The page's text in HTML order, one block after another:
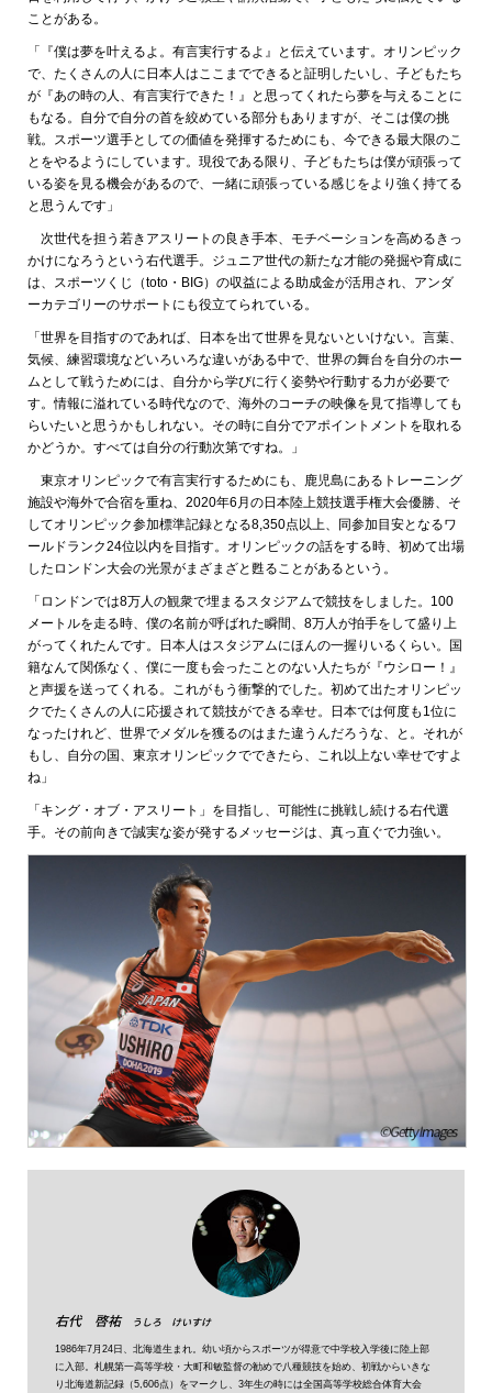
ことがある。
「『僕は夢を叶えるよ。有言実行するよ』と伝えています。オリンピック
で、たくさんの人に日本人はここまでできると証明したいし、子どもたち
が『あの時の人、有言実行できた！』と思ってくれたら夢を与えることに
もなる。自分で自分の首を絞めている部分もありますが、そこは僕の挑
戦。スポーツ選手としての価値を発揮するためにも、今できる最大限のこ
とをやるようにしています。現役である限り、子どもたちは僕が頑張って
いる姿を見る機会があるので、一緒に頑張っている感じをより強く持てる
と思うんです」
次世代を担う若きアスリートの良き手本、モチベーションを高めるきっ
かけになろうという右代選手。ジュニア世代の新たな才能の発掘や育成に
は、スポーツくじ（toto・BIG）の収益による助成金が活用され、アンダ
ーカテゴリーのサポートにも役立てられている。
「世界を目指すのであれば、日本を出て世界を見ないといけない。言葉、
気候、練習環境などいろいろな違いがある中で、世界の舞台を自分のホー
ムとして戦うためには、自分から学びに行く姿勢や行動する力が必要で
す。情報に溢れている時代なので、海外のコーチの映像を見て指導しても
らいたいと思うかもしれない。その時に自分でアポイントメントを取れる
かどうか。すべては自分の行動次第ですね。」
東京オリンピックで有言実行するためにも、鹿児島にあるトレーニング
施設や海外で合宿を重ね、2020年6月の日本陸上競技選手権大会優勝、そ
してオリンピック参加標準記録となる8,350点以上、同参加目安となるワ
ールドランク24位以内を目指す。オリンピックの話をする時、初めて出場
したロンドン大会の光景がまざまざと甦ることがあるという。
「ロンドンでは8万人の観衆で埋まるスタジアムで競技をしました。100
メートルを走る時、僕の名前が呼ばれた瞬間、8万人が拍手をして盛り上
がってくれたんです。日本人はスタジアムにほんの一握りいるくらい。国
籍なんて関係なく、僕に一度も会ったことのない人たちが『ウシロー！』
と声援を送ってくれる。これがもう衝撃的でした。初めて出たオリンピッ
クでたくさんの人に応援されて競技ができる幸せ。日本では何度も1位に
なったけれど、世界でメダルを獲るのはまた違うんだろうな、と。それが
もし、自分の国、東京オリンピックでできたら、これ以上ない幸せですよ
ね」
「キング・オブ・アスリート」を目指し、可能性に挑戦し続ける右代選
手。その前向きで誠実な姿が発するメッセージは、真っ直ぐで力強い。
右代 啓祐 うしろ けいすけ
1986年7月24日、北海道生まれ。幼い頃からスポーツが得意で中学校入学後に陸上部
に入部。札幌第一高等学校・大町和敏監督の勧めで八種競技を始め、初戦からいきな
り北海道新記録（5,606点）をマークし、3年生の時には全国高等学校総合体育大会